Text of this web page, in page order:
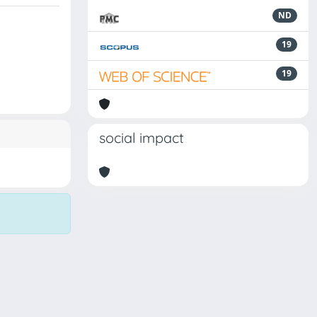
ND
19
19
social impact